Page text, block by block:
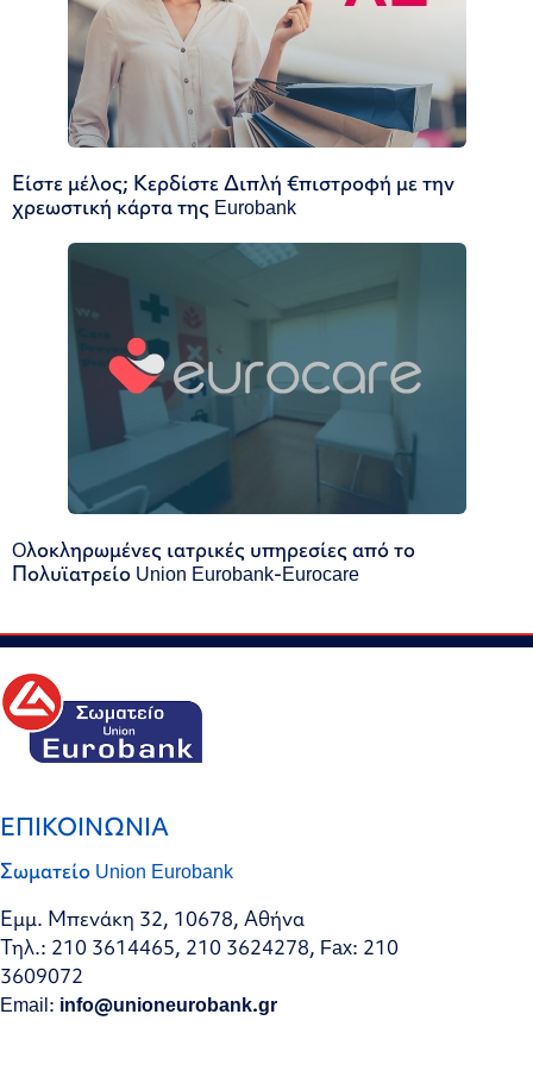
Είστε μέλος; Κερδίστε Διπλή €πιστροφή με την
χρεωστική κάρτα της Eurobank
Oλοκληρωμένες ιατρικές υπηρεσίες από το
Πολυϊατρείο Union Eurobank-Eurocare
ΕΠΙΚΟΙΝΩΝΙΑ
Σωματείο Union Eurobank
Εμμ. Μπενάκη 32, 10678, Αθήνα
Τηλ.: 210 3614465, 210 3624278, Fax: 210
3609072
Email: info@unioneurobank.gr